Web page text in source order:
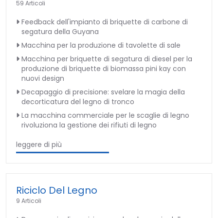
59 Articoli
Feedback dell'impianto di briquette di carbone di
segatura della Guyana
Macchina per la produzione di tavolette di sale
Macchina per briquette di segatura di diesel per la
produzione di briquette di biomassa pini kay con
nuovi design
Decapaggio di precisione: svelare la magia della
decorticatura del legno di tronco
La macchina commerciale per le scaglie di legno
rivoluziona la gestione dei rifiuti di legno
leggere di più
Riciclo Del Legno
9 Articoli